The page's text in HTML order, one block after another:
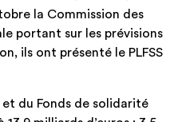
la Commission des
portant sur les prévisions
ils ont présenté le PLFSS
du Fonds de solidarité